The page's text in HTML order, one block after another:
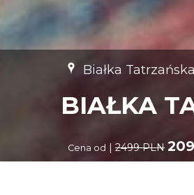
Białka Tatrzańska
BIAŁKA
Cena od |2499 PLN